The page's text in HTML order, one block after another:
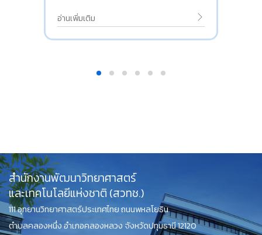
อ่านเพิ่มเติม
สำนักงานพัฒนาวิทยาศาสตร์
และเทคโนโลยีแห่งชาติ (สวทช.)
111 อุทยานวิทยาศาสตร์ประเทศไทย ถนนพหลโยธิน
ตำบลคลองหนึ่ง อำเภอคลองหลวง จังหวัดปทุมธานี 12120